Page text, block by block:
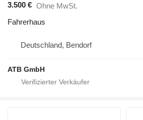
3.500 € Ohne MwSt.
Fahrerhaus
Deutschland, Bendorf
ATB GmbH